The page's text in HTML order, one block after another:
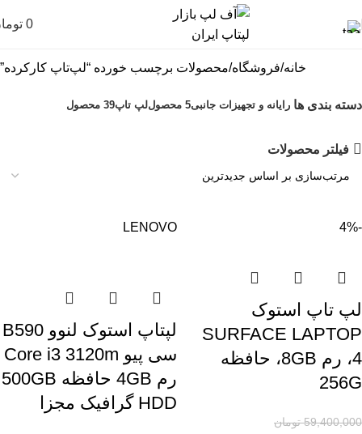
0
خانه فروشگاه محصولات برچسب خورده “لپ‌تاپ کارکرده”
دسته بندی ها رایانه و تجهیزات جانبی5 محصول لپ تاپ39 محصول
فیلتر محصولات
-4%
لپ تاپ استوک
SURFACE LAPTOP
4، رم 8GB، حافظه
256G
59,400,000 تومان
LENOVO
لپتاپ استوک لنوو B590
سی پیو Core i3 3120m
رم 4GB حافظه 500GB
HDD گرافیک مجزا